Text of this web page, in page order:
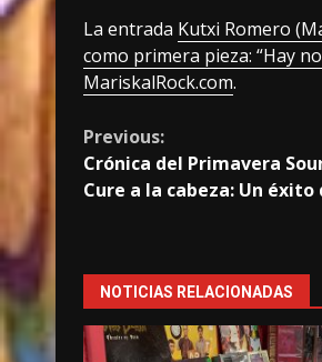
La entrada Kutxi Romero
como primera pieza: “Hay
MariskalRock.com.
Continue
Reading
Previous:
Crónica del Primavera
Cure a la cabeza: Un
NOTICIAS RELACIONADAS